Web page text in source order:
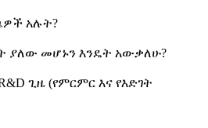
አሉት?
ያለው መሆኑን እንዴት አውቃለሁ?
ጊዜ (የምርምር እና የእድገት